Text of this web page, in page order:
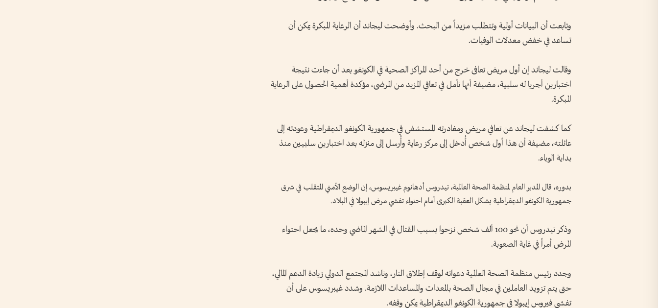
وتابعت أن البيانات أولية وتتطلب مزيداً من البحث. وأوضحت ليجاند أن الرعاية المبكرة يمكن أن
تساعد في خفض معدلات الوفيات.
وقالت ليجاند إن أول مريض تعافى خرج من أحد المراكز الصحية في الكونغو بعد أن جاءت نتيجة
اختبارين أجريا له سلبية، مضيفة أنها تأمل في تعافي المزيد من المرضى، مؤكدة أهمية الحصول على الرعاية
المبكرة.
كما كشفت ليجاند عن تعافي مريض ومغادرته المستشفى في جمهورية الكونغو الديمقراطية وعودته إلى
عائلته، مضيفة أن هذا أول شخص أُدخل إلى مركز رعاية وأُرسل إلى منزله بعد اختبارين سلبيين منذ
بداية الوباء.
بدوره، قال المدير العام لمنظمة الصحة العالمية، تيدروس أدهانوم غيبريسوس، إن الوضع الأمني المتقلب في شرق
جمهورية الكونغو الديمقراطية يشكل العقبة الكبرى أمام احتواء تفشي مرض إيبولا في البلاد.
وذكر تيدروس أن نحو 100 ألف شخص نزحوا بسبب القتال في الشهر الماضي وحده، ما يجعل احتواء
المرض أمراً في غاية الصعوبة.
وجدد رئيس منظمة الصحة العالمية دعواته لوقف إطلاق النار، وناشد المجتمع الدولي زيادة الدعم المالي،
حتى يتم تزويد العاملين في مجال الصحة بالمعدات والمساعدات اللازمة. وشدد غيبريسوس على أن
تفشي فيروس إيبولا في جمهورية الكونغو الديمقراطية يمكن وقفه.